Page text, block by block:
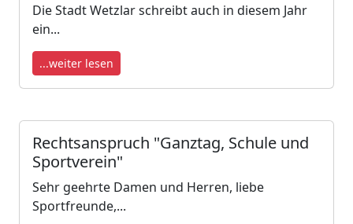
Die Stadt Wetzlar schreibt auch in diesem Jahr
ein...
...weiter lesen
Rechtsanspruch "Ganztag, Schule und
Sportverein"
Sehr geehrte Damen und Herren, liebe
Sportfreunde,...